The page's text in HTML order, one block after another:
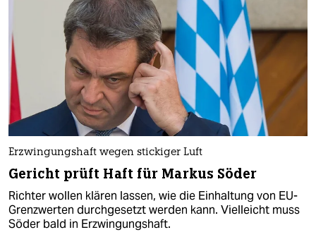
Erzwingungshaft wegen stickiger Luft
Gericht prüft Haft für Markus Söder
Richter wollen klären lassen, wie die Einhaltung von EU-
Grenzwerten durchgesetzt werden kann. Vielleicht muss
Söder bald in Erzwingungshaft.